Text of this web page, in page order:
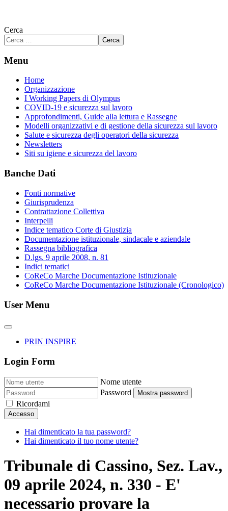
Cerca
Cerca
Menu
Home
Organizzazione
I Working Papers di Olympus
COVID-19 e sicurezza sul lavoro
Approfondimenti, Guide alla lettura e Rassegne
Modelli organizzativi e di gestione della sicurezza sul lavoro
Salute e sicurezza degli operatori della sicurezza
Newsletters
Siti su igiene e sicurezza del lavoro
Banche Dati
Fonti normative
Giurisprudenza
Contrattazione Collettiva
Interpelli
Indice tematico Corte di Giustizia
Documentazione istituzionale, sindacale e aziendale
Rassegna bibliografica
D.lgs. 9 aprile 2008, n. 81
Indici tematici
CoReCo Marche Documentazione Istituzionale
CoReCo Marche Documentazione Istituzionale (Cronologico)
User Menu
PRIN INSPIRE
Login Form
Nome utente
Password
Mostra password
Ricordami
Accesso
Hai dimenticato la tua password?
Hai dimenticato il tuo nome utente?
Tribunale di Cassino, Sez. Lav.,
09 aprile 2024, n. 330 - E'
necessario provare la